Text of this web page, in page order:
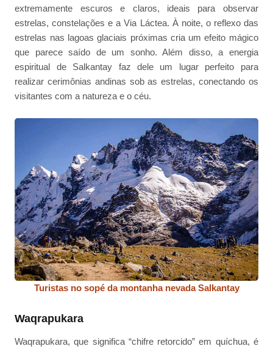
extremamente escuros e claros, ideais para observar
estrelas, constelações e a Via Láctea. À noite, o reflexo das
estrelas nas lagoas glaciais próximas cria um efeito mágico
que parece saído de um sonho. Além disso, a energia
espiritual de Salkantay faz dele um lugar perfeito para
realizar cerimônias andinas sob as estrelas, conectando os
visitantes com a natureza e o céu.
Turistas no sopé da montanha nevada Salkantay
Waqrapukara
Waqrapukara, que significa “chifre retorcido” em quíchua, é